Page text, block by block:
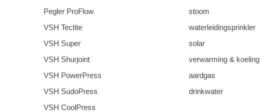
Pegler ProFlow
VSH Tectite
VSH Super
VSH Shurjoint
VSH PowerPress
VSH SudoPress
VSH CoolPress
stoom
waterleidingsprinkler
solar
verwarming & koeling
aardgas
drinkwater